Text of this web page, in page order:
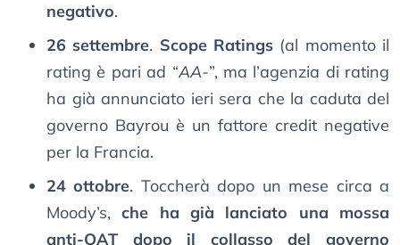
negativo.
26 settembre. Scope Ratings (al momento il
rating è pari ad “AA-”, ma l’agenzia di rating
ha già annunciato ieri sera che la caduta del
governo Bayrou è un fattore credit negative
per la Francia.
24 ottobre. Toccherà dopo un mese circa a
Moody’s,che ha già lanciato una mossa
anti-OAT dopo il collasso del governo